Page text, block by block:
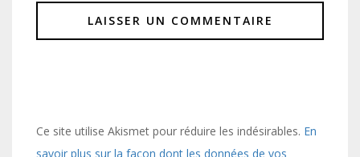
Ce site utilise Akismet pour réduire les indésirables. En
savoir plus sur la façon dont les données de vos